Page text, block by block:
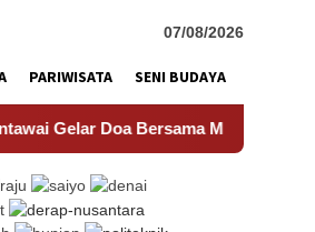
07/08/2026
PARIWISATA SENI BUDAYA
Doa Bersama Memperingati HUT